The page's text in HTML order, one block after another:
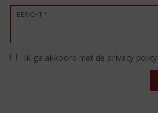
Ik ga akkoord met de privacy policy